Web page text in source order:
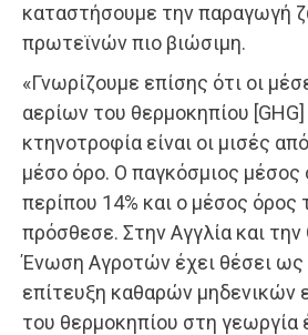
καταστήσουμε την παραγωγή
πρωτεϊνών πιο βιώσιμη.
«Γνωρίζουμε επίσης ότι οι
αερίων του θερμοκηπίου
κτηνοτροφία είναι οι μισές
μέσο όρο. Ο παγκόσμιος μέσος
περίπου 14% και ο μέσος όρος
πρόσθεσε. Στην Αγγλία και την
Ένωση Αγροτών έχει θέσει ως
επίτευξη καθαρών μηδενικών
του θερμοκηπίου στη γεωργία